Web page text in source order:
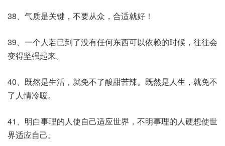
38、气质是关键，不要从众，合适就好！
39、一个人若已到了没有任何东西可以依赖的时候，往往会
变得坚强起来。
40、既然是生活，就免不了酸甜苦辣。既然是人生，就免不
了人情冷暖。
41、明白事理的人使自己适应世界，不明事理的人硬想使世
界适应自己。